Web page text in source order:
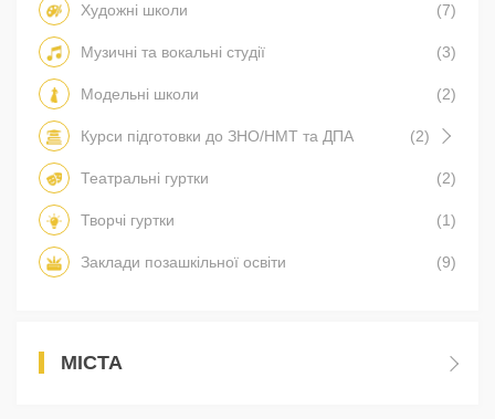
Художні школи (7)
Музичні та вокальні студії (3)
Модельні школи (2)
Курси підготовки до ЗНО/НМТ та ДПА (2)
Театральні гуртки (2)
Творчі гуртки (1)
Заклади позашкільної освіти (9)
МІСТА